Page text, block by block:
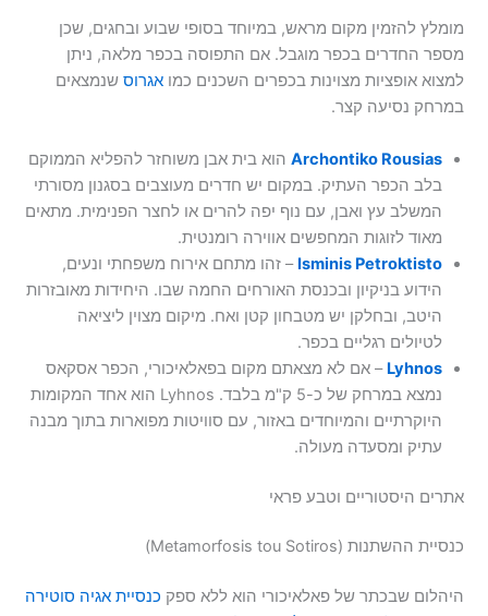
מומלץ להזמין מקום מראש, במיוחד בסופי שבוע ובחגים, שכן
מספר החדרים בכפר מוגבל. אם התפוסה בכפר מלאה, ניתן
למצוא אופציות מצוינות בכפרים השכנים כמואגרוס שנמצאים
במרחק נסיעה קצר.
Archontiko Rousias הוא בית אבן משוחזר להפליא הממוקם
בלב הכפר העתיק. במקום יש חדרים מעוצבים בסגנון מסורתי
המשלב עץ ואבן, עם נוף יפה להרים או לחצר הפנימית. מתאים
מאוד לזוגות המחפשים אווירה רומנטית.
Isminis Petroktisto – זהו מתחם אירוח משפחתי ונעים,
הידוע בניקיון ובכנסת האורחים החמה שבו. היחידות מאובזרות
היטב, ובחלקן יש מטבחון קטן ואח. מיקום מצוין ליציאה
לטיולים רגליים בכפר.
Lyhnos – אם לא מצאתם מקום בפאלאיכורי, הכפר אסקאס
נמצא במרחק של כ-5 ק"מ בלבד. Lyhnos הוא אחד המקומות
היוקרתיים והמיוחדים באזור, עם סוויטות מפוארות בתוך מבנה
עתיק ומסעדה מעולה.
אתרים היסטוריים וטבע פראי
כנסיית ההשתנות (Metamorfosis tou Sotiros)
היהלום שבכתר של פאלאיכורי הוא ללא ספק כנסיית אגיה סוטירה